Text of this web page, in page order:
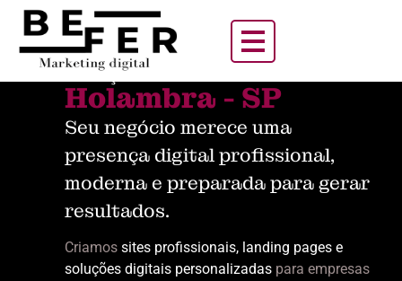
Criação de Sites em
Holambra - SP
Seu negócio merece uma
presença digital profissional,
moderna e preparada para gerar
resultados.
Criamos sites profissionais, landing pages e
soluções digitais personalizadas para empresas